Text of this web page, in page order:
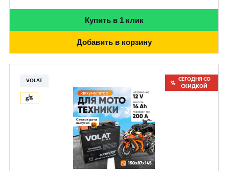
Купить в 1 клик
Добавить в корзину
VOLAT
СЕГОДНЯ СО
СКИДКОЙ